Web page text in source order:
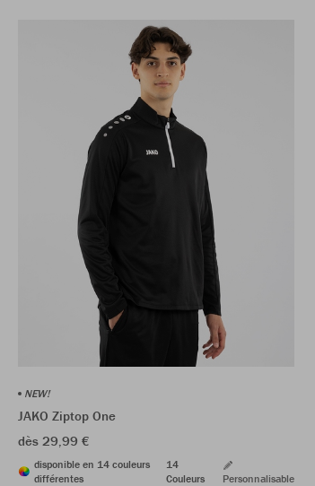
NEW!
JAKO Ziptop One
dès 29,99 €
disponible en 14 couleurs
différentes
14
Couleurs
Personnalisable